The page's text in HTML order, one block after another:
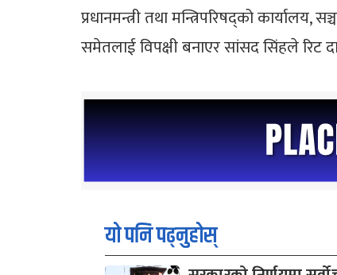
प्रधानमन्त्री तथा मन्त्रिपरिषद्‌को कार्यालय,
समेतलाई विपक्षी बनाएर सांसद सिंहले रिट
यो पनि पढ्नुहोस्